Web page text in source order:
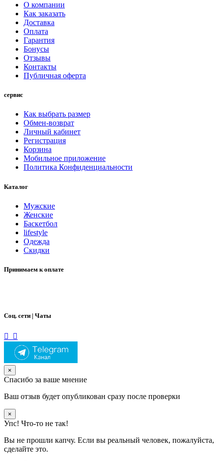
О компании
Как заказать
Доставка
Оплата
Гарантия
Бонусы
Отзывы
Контакты
Публичная оферта
сервис
Как выбрать размер
Обмен-возврат
Личный кабинет
Регистрация
Корзина
Мобильное приложение
Политика Конфиденциальности
Каталог
Мужские
Женские
Баскетбол
lifestyle
Одежда
Скидки
Принимаем к оплате
Соц. сети | Чаты
×
Спасибо за ваше мнение
Ваш отзыв будет опубликован сразу после проверки
×
Упс! Что-то не так!
Вы не прошли капчу. Если вы реальный человек, пожалуйста,
сделайте это.